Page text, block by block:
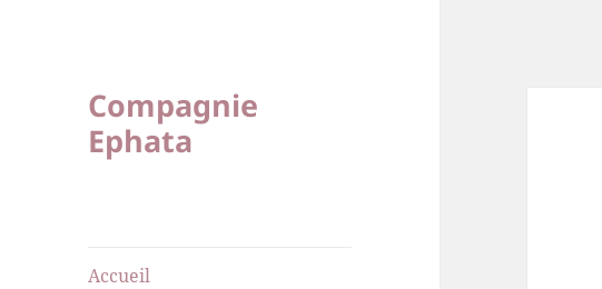
Compagnie
Ephata
Accueil